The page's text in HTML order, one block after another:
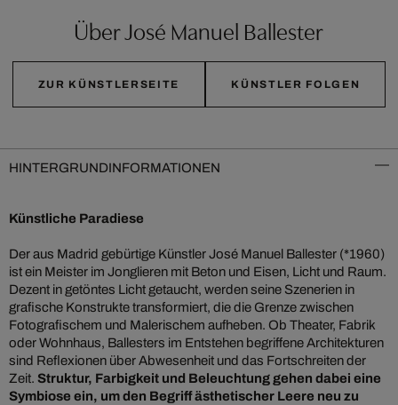
Über José Manuel Ballester
ZUR KÜNSTLERSEITE KÜNSTLER FOLGEN
HINTERGRUNDINFORMATIONEN
Künstliche Paradiese
Der aus Madrid gebürtige Künstler José Manuel Ballester (*1960)
ist ein Meister im Jonglieren mit Beton und Eisen, Licht und Raum.
Dezent in getöntes Licht getaucht, werden seine Szenerien in
grafische Konstrukte transformiert, die die Grenze zwischen
Fotografischem und Malerischem aufheben. Ob Theater, Fabrik
oder Wohnhaus, Ballesters im Entstehen begriffene Architekturen
sind Reflexionen über Abwesenheit und das Fortschreiten der
Zeit. Struktur, Farbigkeit und Beleuchtung gehen dabei eine
Symbiose ein, um den Begriff ästhetischer Leere neu zu